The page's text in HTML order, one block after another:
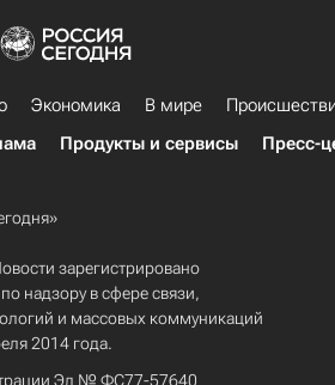
Экономика В мире
Продукты и сервисы Пресс-
зарегистрировано
надзору в сфере связи,
и массовых коммуникаций
2014 года.
Эл № ФС77-57640